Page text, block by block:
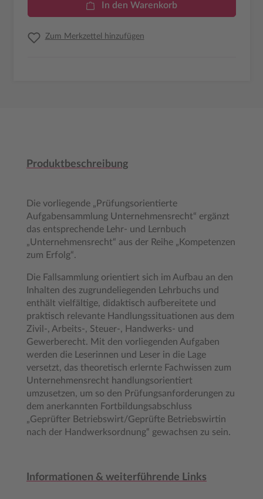
In den Warenkorb
Zum Merkzettel hinzufügen
Produktbeschreibung
Die vorliegende „Prüfungsorientierte
Aufgabensammlung Unternehmensrecht“ ergänzt
das entsprechende Lehr- und Lernbuch
„Unternehmensrecht“ aus der Reihe „Kompetenzen
zum Erfolg“.
Die Fallsammlung orientiert sich im Aufbau an den
Inhalten des zugrundeliegenden Lehrbuchs und
enthält vielfältige, didaktisch aufbereitete und
praktisch relevante Handlungssituationen aus dem
Zivil-, Arbeits-, Steuer-, Handwerks- und
Gewerberecht. Mit den vorliegenden Aufgaben
werden die Leserinnen und Leser in die Lage
versetzt, das theoretisch erlernte Fachwissen zum
Unternehmensrecht handlungsorientiert
umzusetzen, um so den Prüfungsanforderungen zu
dem anerkannten Fortbildungsabschluss
„Geprüfter Betriebswirt/Geprüfte Betriebswirtin
nach der Handwerksordnung“ gewachsen zu sein.
Informationen & weiterführende Links